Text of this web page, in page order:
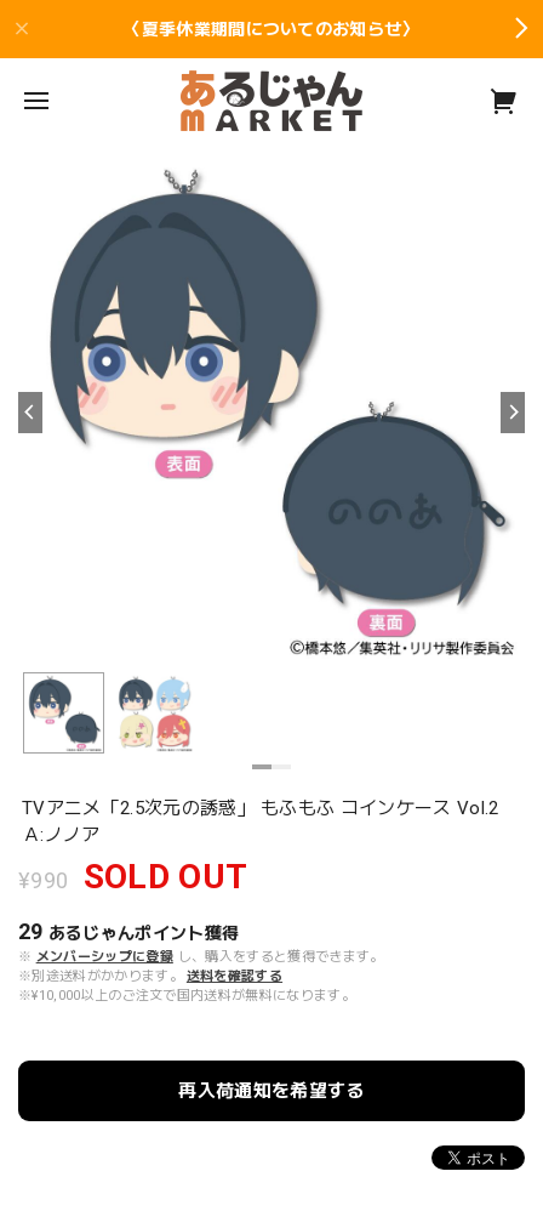
〈夏季休業期間についてのお知らせ〉
TVアニメ「2.5次元の誘惑」 もふもふ コインケース Vol.2
Ａ:ノノア
¥990 SOLD OUT
29 あるじゃんポイント獲得
※ メンバーシップに登録 し、購入をすると獲得できます。
※別途送料がかかります。
送料を確認する
※¥10,000以上のご注文で国内送料が無料になります。
再入荷通知を希望する